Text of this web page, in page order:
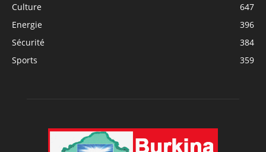
Culture
647
Energie
396
Sécurité
384
Sports
359